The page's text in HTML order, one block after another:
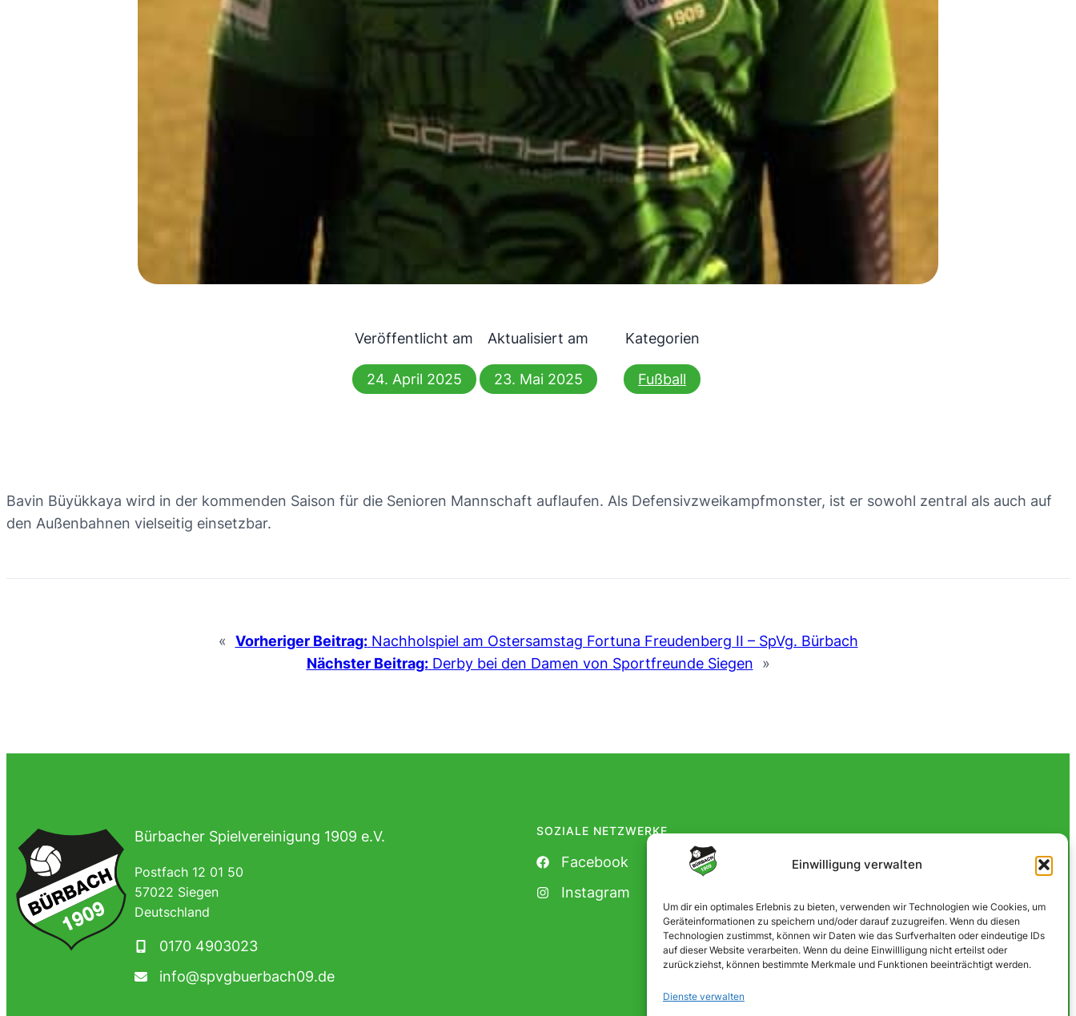
Einwilligung verwalten
Um dir ein optimales Erlebnis zu bieten, verwenden wir Technologien wie Cookies, um
Geräteinformationen zu speichern und/oder darauf zuzugreifen. Wenn du diesen
Technologien zustimmst, können wir Daten wie das Surfverhalten oder eindeutige IDs
auf dieser Website verarbeiten. Wenn du deine Einwillligung nicht erteilst oder
zurückziehst, können bestimmte Merkmale und Funktionen beeinträchtigt werden.
Dienste verwalten
Veröffentlicht am
24. April 2025
Aktualisiert am
23. Mai 2025
Kategorien
Fußball
Bavin Büyükkaya wird in der kommenden Saison für die Senioren Mannschaft auflaufen. Als Defensivzweikampfmonster, ist er sowohl zentral als auch auf
den Außenbahnen vielseitig einsetzbar.
« Vorheriger Beitrag: Nachholspiel am Ostersamstag Fortuna Freudenberg II – SpVg. Bürbach
Nächster Beitrag: Derby bei den Damen von Sportfreunde Siegen »
Bürbacher Spielvereinigung 1909 e.V.
Postfach 12 01 50
57022 Siegen
Deutschland
0170 4903023
info@spvgbuerbach09.de
SOZIALE NETZWERKE
Facebook
Instagram